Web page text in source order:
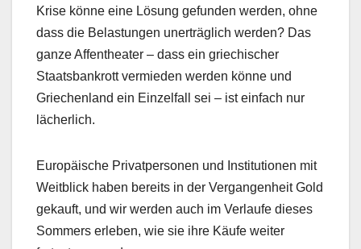
Krise könne eine Lösung gefunden werden, ohne
dass die Belastungen unerträglich werden? Das
ganze Affentheater – dass ein griechischer
Staatsbankrott vermieden werden könne und
Griechenland ein Einzelfall sei – ist einfach nur
lächerlich.
Europäische Privatpersonen und Institutionen mit
Weitblick haben bereits in der Vergangenheit Gold
gekauft, und wir werden auch im Verlaufe dieses
Sommers erleben, wie sie ihre Käufe weiter